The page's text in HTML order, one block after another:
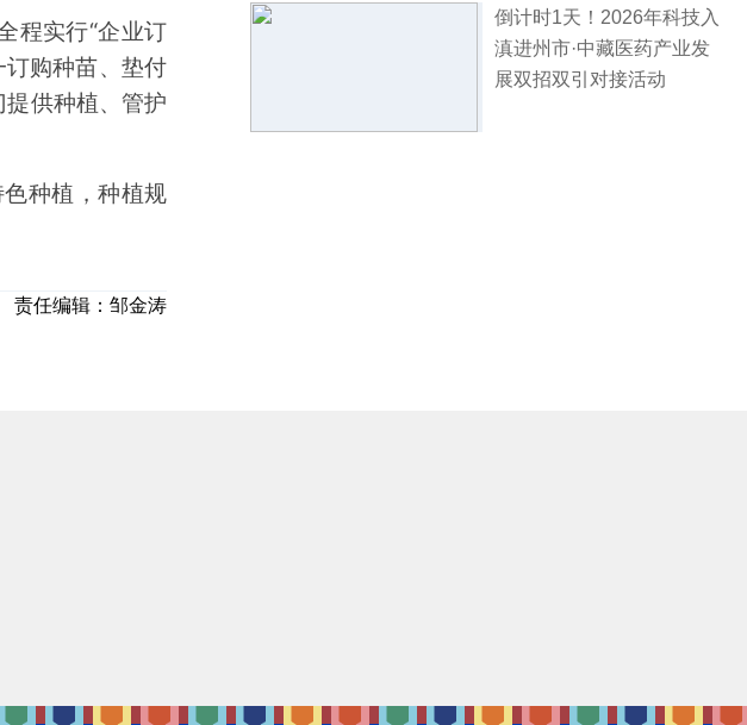
程实行“企业订
购种苗、垫付
供种植、管护
种植，种植规
责任编辑： 邹金涛
倒计时1天！2026年科技入
滇进州市·中藏医药产业发
展双招双引对接活动